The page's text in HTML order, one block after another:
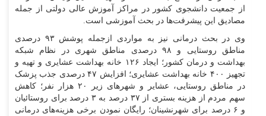
از جمعیت دانشجوی کشور در مراکز آموزش عالی دولتی از جمله
مصادیق این پیشرفت‌ها در بحث آموزشی است.
وی در بحث درمانی نیز به مواردی ازجمله پوشش ۹۳ درصدی
مناطق روستایی و ۹۸ درصدی مناطق شهری در نظام شبکه
بهداشت و درمان کشور؛ ایجاد ۱۲۶ خانه بهداشت عشایری و تهیه و
تجهیز ۴۰۰ خانه بهداشت عشایری؛ افزایش ۴۷ درصدی جذب پزشک
در مناطق روستایی، عشایر و شهر‌های زیر ۲۰ هزار نفر؛ کاهش
سهم مردم از هزینه بستری از ۳۷ درصد به ۳ درصد برای روستائیان
و ۶ درصد برای شهرنشینان؛ رایگان نمودن برخی هزینه‌های درمانی